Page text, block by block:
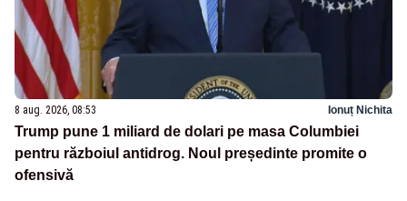
8 aug. 2026, 08:53 Ionuț Nichita
Trump pune 1 miliard de dolari pe masa Columbiei
pentru războiul antidrog. Noul președinte promite o
ofensivă